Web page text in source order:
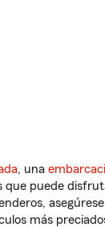
, una
puede
más